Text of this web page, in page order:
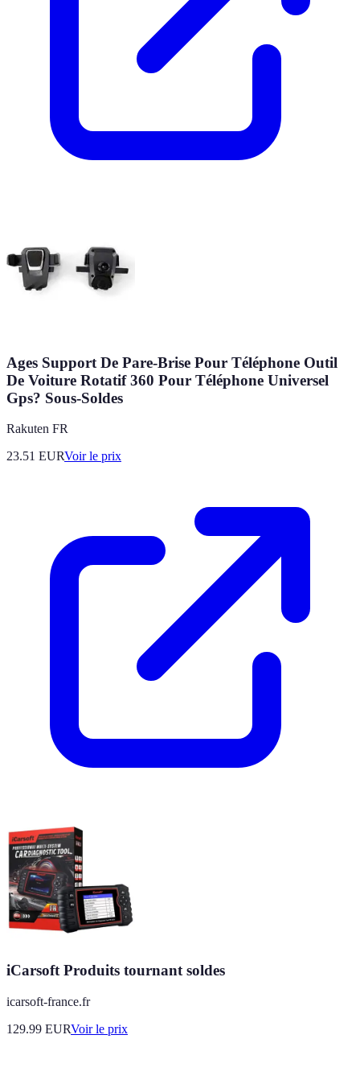
Ages Support De Pare-Brise Pour Téléphone Outil
De Voiture Rotatif 360 Pour Téléphone Universel
Gps? Sous-Soldes
Rakuten FR
23.51 EURVoir le prix
iCarsoft Produits tournant soldes
icarsoft-france.fr
129.99 EURVoir le prix